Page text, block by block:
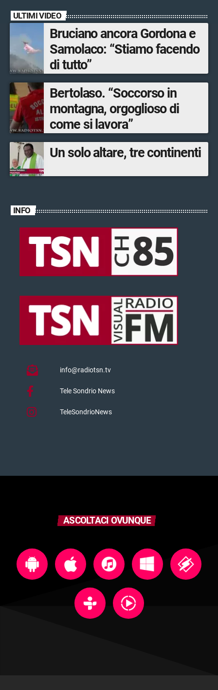
ULTIMI VIDEO
Bruciano ancora Gordona e
Samolaco: “Stiamo facendo
di tutto”
Bertolaso. “Soccorso in
montagna, orgoglioso di
come si lavora”
Un solo altare, tre continenti
INFO
info@radiotsn.tv
Tele Sondrio News
TeleSondrioNews
ASCOLTACI OVUNQUE